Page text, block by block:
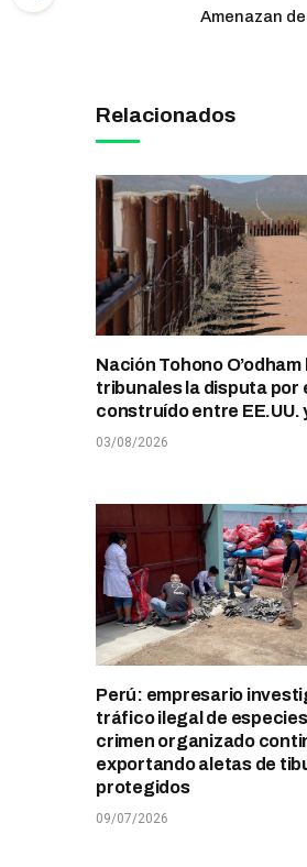
Amenazan
Relacionados
Nación Tohono O’odham
tribunales la disputa por
construído entre EE.UU.
03/08/2026
Perú: empresario
tráfico ilegal de
crimen organizado
exportando aletas de
protegidos
09/07/2026